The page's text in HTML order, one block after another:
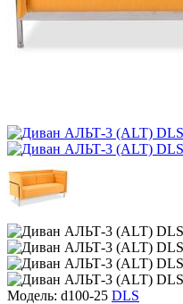
Модель: d100-25 DLS